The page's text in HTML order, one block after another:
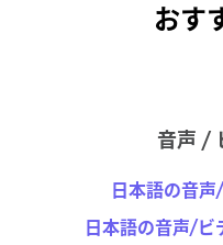
おす
音声 /
日本語の音
日本語の音声/ビ